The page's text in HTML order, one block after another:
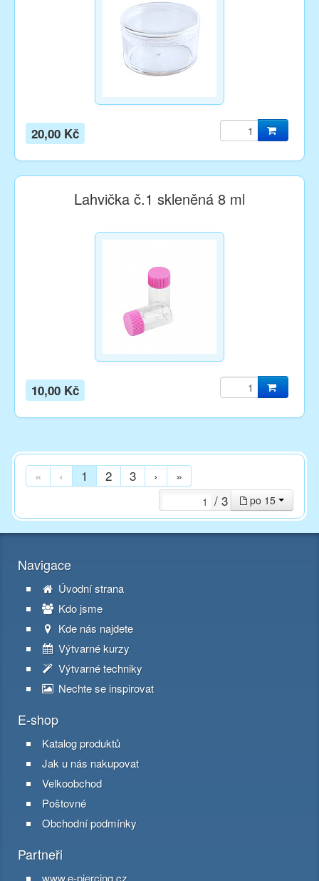
20,00 Kč
Lahvička č.1 skleněná 8 ml
10,00 Kč
« ‹ 1 2 3 › »
po 15
/ 3
Navigace
Úvodní strana
Kdo jsme
Kde nás najdete
Výtvarné kurzy
Výtvarné techniky
Nechte se inspirovat
E-shop
Katalog produktů
Jak u nás nakupovat
Velkoobchod
Poštovné
Obchodní podmínky
Partneři
www.e-piercing.cz